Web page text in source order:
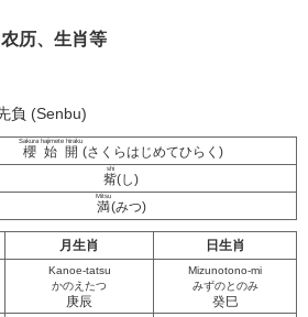
历、生肖等
負 (Senbu)
櫻始開
Sakura hajimete hiraku
(さくらはじめてひらく)
觜
shi
(し)
満
Mitsu
(みつ)
月生肖 日生肖
Kanoe-tatsu
かのえたつ
庚辰
Mizunotono-mi
みずのとのみ
癸巳